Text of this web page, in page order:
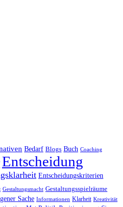
Bedarf Blogs Buch Coaching
Entscheidung
Entscheidungskriterien
Gestaltungsmacht Gestaltungsspielräume
Sache Informationen Klarheit Kreativität